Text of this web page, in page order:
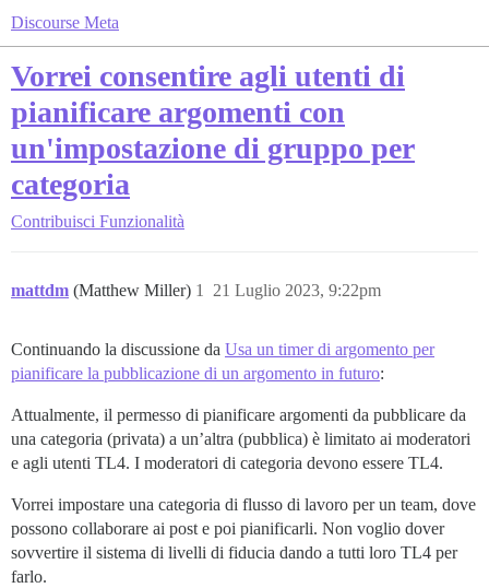
Discourse Meta
Vorrei consentire agli utenti di
pianificare argomenti con
un'impostazione di gruppo per
categoria
Contribuisci Funzionalità
mattdm (Matthew Miller) 21 Luglio 2023, 9:22pm
1
Continuando la discussione da Usa un timer di argomento per
pianificare la pubblicazione di un argomento in futuro:
Attualmente, il permesso di pianificare argomenti da pubblicare da
una categoria (privata) a un’altra (pubblica) è limitato ai moderatori
e agli utenti TL4. I moderatori di categoria devono essere TL4.
Vorrei impostare una categoria di flusso di lavoro per un team, dove
possono collaborare ai post e poi pianificarli. Non voglio dover
sovvertire il sistema di livelli di fiducia dando a tutti loro TL4 per
farlo.